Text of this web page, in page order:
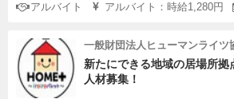
アルバイト
アルバイト：時給1,280円
一般財団法人ヒューマンライツ
新たにできる地域の居場所拠
人材募集！